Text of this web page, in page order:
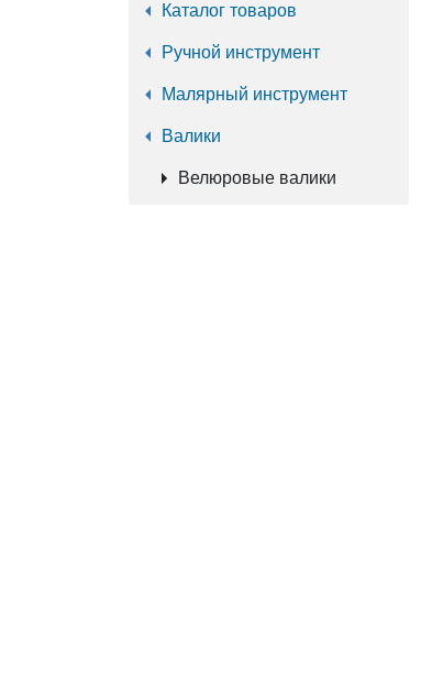
Каталог товаров
Ручной инструмент
Малярный инструмент
Валики
Велюровые валики